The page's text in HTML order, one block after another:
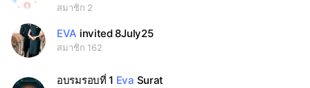
สมาชิก 2
EVA invited 8July25
สมาชิก 162
อบรมรอบที่ 1 Eva Surat